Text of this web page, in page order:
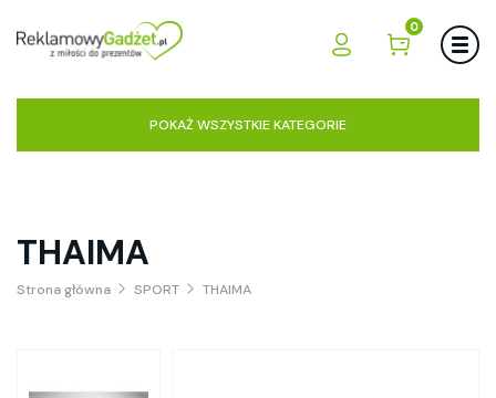
0
POKAŻ WSZYSTKIE KATEGORIE
THAIMA
Strona główna SPORT THAIMA